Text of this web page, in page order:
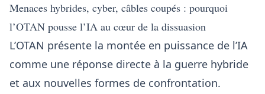
Menaces hybrides, cyber, câbles coupés : pourquoi
l’OTAN pousse l’IA au cœur de la dissuasion
L’OTAN présente la montée en puissance de l’IA
comme une réponse directe à la guerre hybride
et aux nouvelles formes de confrontation.